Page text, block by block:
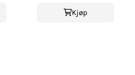
Kjøp